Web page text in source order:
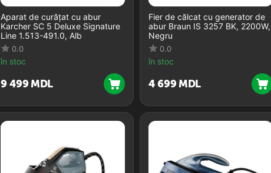
Aparat de curățat cu abur
Karcher SC 5 Deluxe Signature
Line 1.513-491.0, Alb
0.0
în stoc
9 499 MDL
Fier de călcat cu generator de
abur Braun IS 3257 BK, 2200W,
Negru
0.0
în stoc
4 699 MDL